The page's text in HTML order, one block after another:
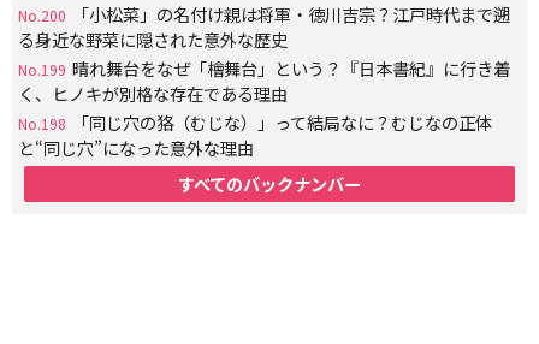
No.200
「小松菜」の名付け親は将軍・徳川吉宗？江戸時代まで遡
る身近な野菜に隠された意外な歴史
No.199 晴れ舞台をなぜ「檜舞台」という？『日本書紀』に行き着
く、ヒノキが別格な存在である理由
No.198
「同じ穴の狢（むじな）」って結局なに？むじなの正体
と“同じ穴”になった意外な理由
すべてのバックナンバー